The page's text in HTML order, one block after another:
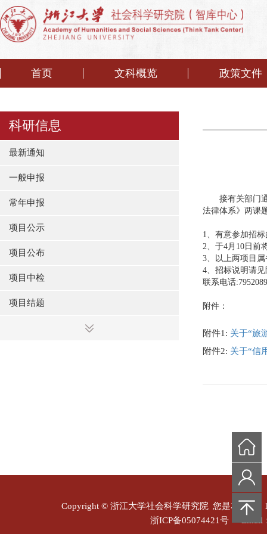
首页 文科概览 政策文件
科研信息
最新通知
一般申报
常年申报
项目公示
项目公布
项目中检
项目结题
接有关部门通
法律体系》两课
1、有意参加招
2、于4月10日前
3、以上两项目
4、招标说明请
联系电话:7952089
附件：
附件1: 关于“旅
附件2: 关于“信
Copyright © 浙江大学社会科学研究院 您是本站第
浙ICP备05074421号